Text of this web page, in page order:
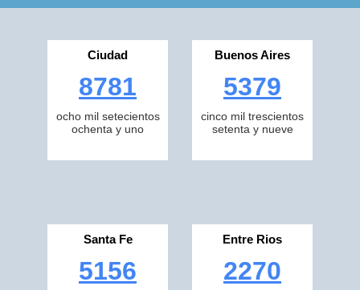
Ciudad
8781
ocho mil setecientos
ochenta y uno
Buenos Aires
5379
cinco mil trescientos
setenta y nueve
Santa Fe
5156
Entre Rios
2270